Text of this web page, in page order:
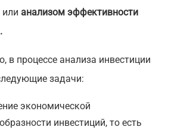
или анализом эффективности
в процессе анализа инвестиции
задачи:
экономической
инвестиций, то есть